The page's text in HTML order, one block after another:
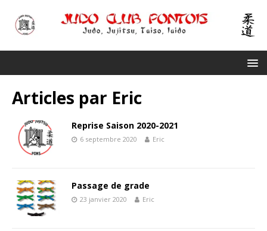
Articles par Eric
Reprise Saison 2020-2021
6 septembre 2020 Eric
Passage de grade
23 janvier 2020 Eric